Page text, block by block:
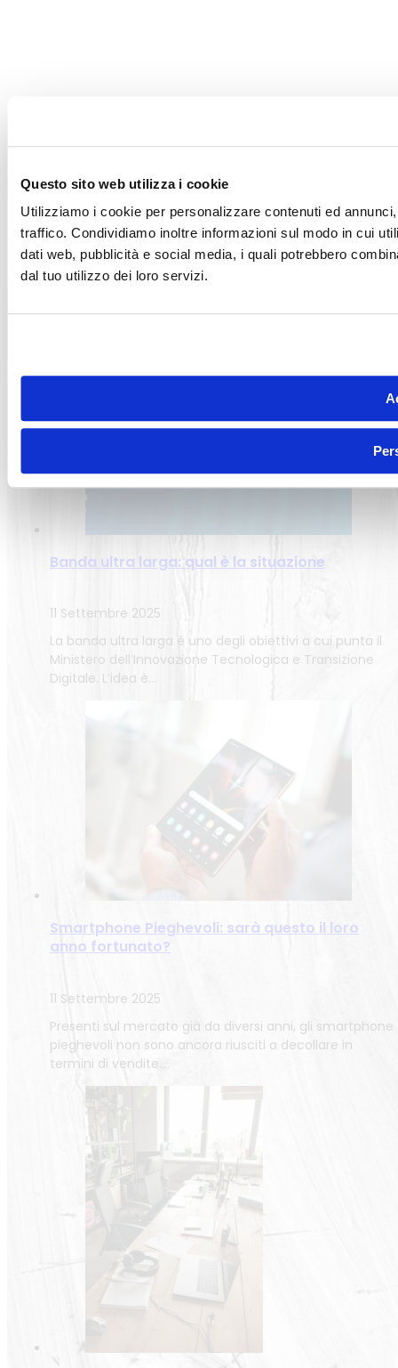
Questo sito web utilizza i cookie
Utilizziamo i cookie per personalizzare contenuti ed
traffico. Condividiamo inoltre informazioni sul modo in cui
dati web, pubblicità e social media, i quali potrebbero
dal tuo utilizzo dei loro servizi.
Banda ultra larga: qual è la situazione
11 Settembre 2025
La banda ultra larga è uno degli obiettivi a cui punta il
Ministero dell’Innovazione Tecnologica e Transizione
Digitale. L’idea è…
Smartphone Pieghevoli: sarà questo il loro
anno fortunato?
11 Settembre 2025
Presenti sul mercato già da diversi anni, gli smartphone
pieghevoli non sono ancora riusciti a decollare in
termini di vendite.…